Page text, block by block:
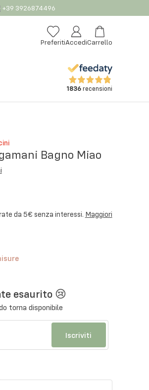
+39 3926874496
PreferitiAccediCarrello
1836recensioni
Bagno Miao
da 5€ senza interessi. Maggiori
esaurito 😢
torna disponibile
Iscriviti